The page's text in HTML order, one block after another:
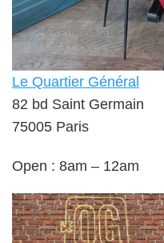
Le Quartier Général
82 bd Saint Germain
75005 Paris
Open : 8am – 12am